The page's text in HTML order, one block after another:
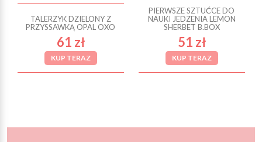
TALERZYK DZIELONY Z
PRZYSSAWKĄ OPAL OXO
61 zł
KUP TERAZ
PIERWSZE SZTUĆCE DO
NAUKI JEDZENIA LEMON
SHERBET B.BOX
51 zł
KUP TERAZ